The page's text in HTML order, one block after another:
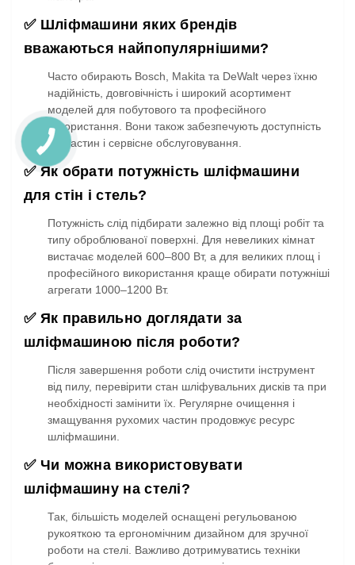
✅ Шліфмашини яких брендів
вважаються найпопулярнішими?
Часто обирають Bosch, Makita та DeWalt через їхню
надійність, довговічність і широкий асортимент
моделей для побутового та професійного
використання. Вони також забезпечують доступність
запчастин і сервісне обслуговування.
✅ Як обрати потужність шліфмашини
для стін і стель?
Потужність слід підбирати залежно від площі робіт та
типу оброблюваної поверхні. Для невеликих кімнат
вистачає моделей 600–800 Вт, а для великих площ і
професійного використання краще обирати потужніші
агрегати 1000–1200 Вт.
✅ Як правильно доглядати за
шліфмашиною після роботи?
Після завершення роботи слід очистити інструмент
від пилу, перевірити стан шліфувальних дисків та при
необхідності замінити їх. Регулярне очищення і
змащування рухомих частин продовжує ресурс
шліфмашини.
✅ Чи можна використовувати
шліфмашину на стелі?
Так, більшість моделей оснащені регульованою
рукояткою та ергономічним дизайном для зручної
роботи на стелі. Важливо дотримуватись техніки